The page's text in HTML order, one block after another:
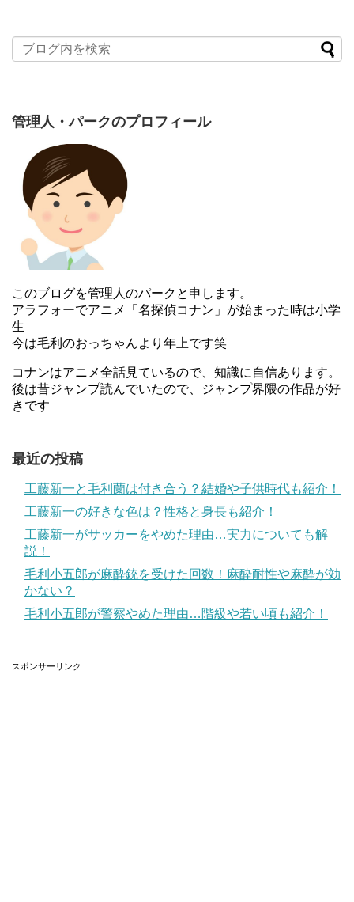
管理人・パークのプロフィール
このブログを管理人のパークと申します。
アラフォーでアニメ「名探偵コナン」が始まった時は小学
生
今は毛利のおっちゃんより年上です笑
コナンはアニメ全話見ているので、知識に自信あります。
後は昔ジャンプ読んでいたので、ジャンプ界隈の作品が好
きです
最近の投稿
工藤新一と毛利蘭は付き合う？結婚や子供時代も紹介！
工藤新一の好きな色は？性格と身長も紹介！
工藤新一がサッカーをやめた理由…実力についても解
説！
毛利小五郎が麻酔銃を受けた回数！麻酔耐性や麻酔が効
かない？
毛利小五郎が警察やめた理由…階級や若い頃も紹介！
スポンサーリンク